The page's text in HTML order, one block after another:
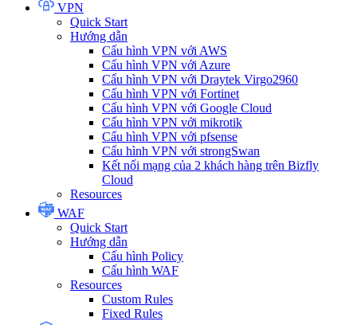
VPN
Quick Start
Hướng dẫn
Cấu hình VPN với AWS
Cấu hình VPN với Azure
Cấu hình VPN với Draytek Virgo2960
Cấu hình VPN với Fortinet
Cấu hình VPN với Google Cloud
Cấu hình VPN với mikrotik
Cấu hình VPN với pfsense
Cấu hình VPN với strongSwan
Kết nối mạng của 2 khách hàng trên Bizfly
Cloud
Resources
WAF
Quick Start
Hướng dẫn
Cấu hình Policy
Cấu hình WAF
Resources
Custom Rules
Fixed Rules